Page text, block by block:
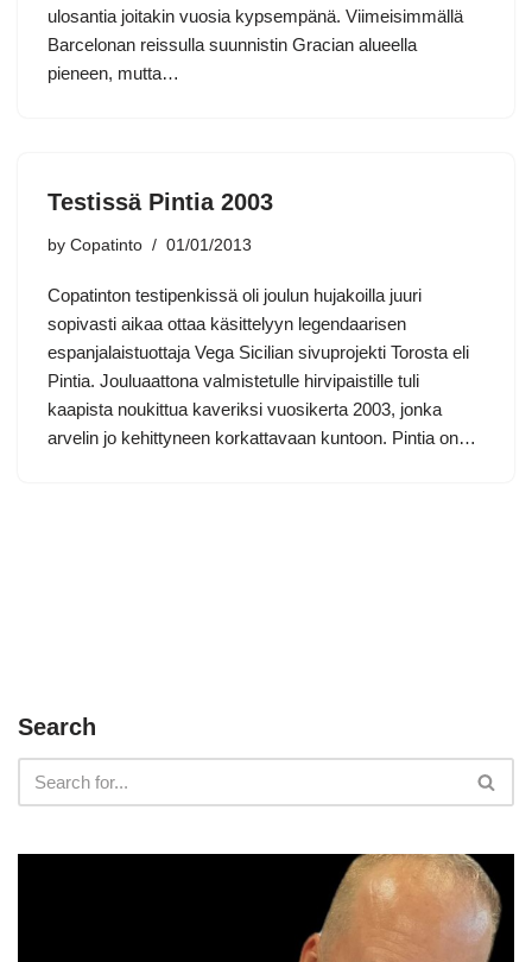
ulosantia joitakin vuosia kypsempänä. Viimeisimmällä
Barcelonan reissulla suunnistin Gracian alueella
pieneen, mutta…
Testissä Pintia 2003
by Copatinto 01/01/2013
Copatinton testipenkissä oli joulun hujakoilla juuri
sopivasti aikaa ottaa käsittelyyn legendaarisen
espanjalaistuottaja Vega Sicilian sivuprojekti Torosta eli
Pintia. Jouluaattona valmistetulle hirvipaistille tuli
kaapista noukittua kaveriksi vuosikerta 2003, jonka
arvelin jo kehittyneen korkattavaan kuntoon. Pintia on…
Search